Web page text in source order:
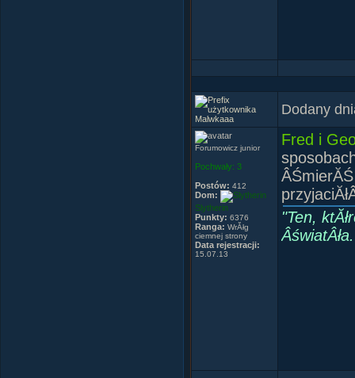
Malwkaaa
Dodany
Forumowicz junior
Pochwały: 3
Postów: 412
Dom:
Slytherin
Punkty: 6376
Ranga: WrĂłg
ciemnej strony
Data rejestracji:
15.07.13
Fred i
"Ten,